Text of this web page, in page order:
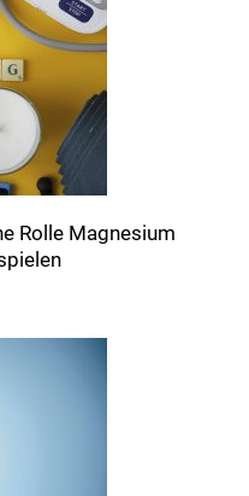
Rolle Magnesium